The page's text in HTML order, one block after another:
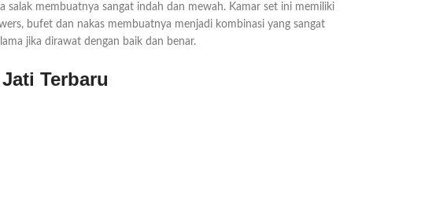
membuatnya sangat indah dan mewah. Kamar set ini memiliki
bufet dan nakas membuatnya menjadi kombinasi yang sangat
jika dirawat dengan baik dan benar.
Terbaru